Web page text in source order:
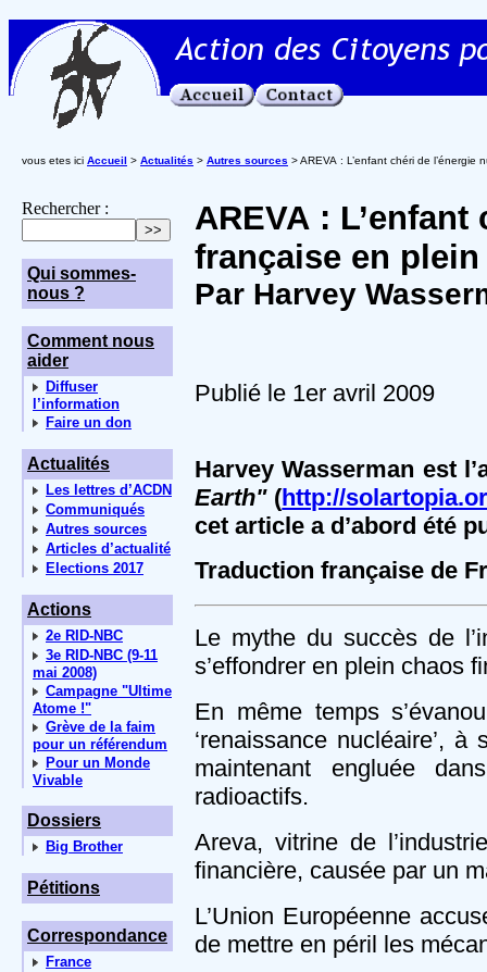
vous etes ici Accueil > Actualités > Autres sources > AREVA : L’enfant chéri de
Rechercher :
Qui sommes-
nous ?
Comment nous
aider
Diffuser
l’information
Faire un don
Actualités
Les lettres d’ACDN
Communiqués
Autres sources
Articles d’actualité
Elections 2017
Actions
2e RID-NBC
3e RID-NBC (9-11
mai 2008)
Campagne "Ultime
Atome !"
Grève de la faim
pour un référendum
Pour un Monde
Vivable
Dossiers
Big Brother
Pétitions
Correspondance
France
AREVA :
française en
Par Harvey
Publié le 1er avril 2009
Harvey Wasserman est
Earth"(http://
cet article a d’abord été
Traduction française de
Le mythe du succès de
s’effondrer en plein chaos
En même temps
‘renaissance nucléaire’,
maintenant engluée
radioactifs.
Areva, vitrine de
financière, causée par un
L’Union Européenne
de mettre en péril les